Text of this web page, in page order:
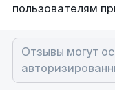
пользователям